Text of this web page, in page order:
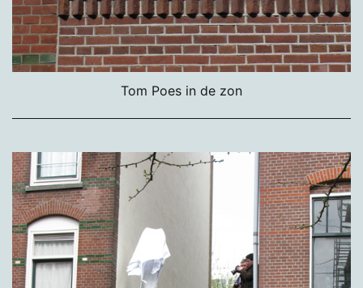
Tom Poes in de zon